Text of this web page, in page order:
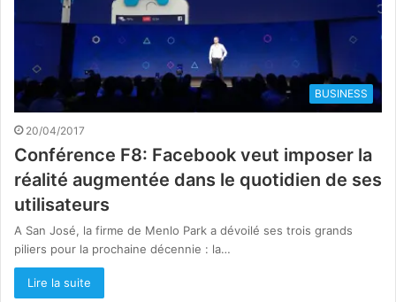
BUSINESS
20/04/2017
Conférence F8: Facebook veut imposer la
réalité augmentée dans le quotidien de ses
utilisateurs
A San José, la firme de Menlo Park a dévoilé ses trois grands
piliers pour la prochaine décennie : la…
Lire la suite